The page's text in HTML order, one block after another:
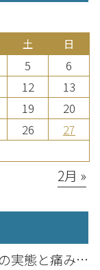
土 日
5
6
12
13
19
20
26
27
2月 »
神経治療は痛い？虫歯の神経治療の実態と痛み軽減法